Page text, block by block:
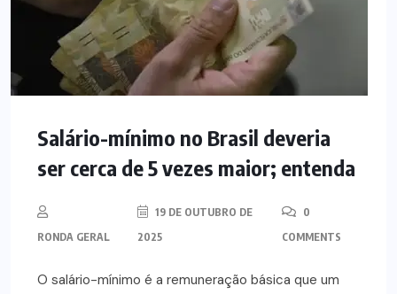
Salário-mínimo no Brasil deveria
ser cerca de 5 vezes maior; entenda
RONDA GERAL
19 DE OUTUBRO DE
2025
0
COMMENTS
O salário-mínimo é a remuneração básica que um